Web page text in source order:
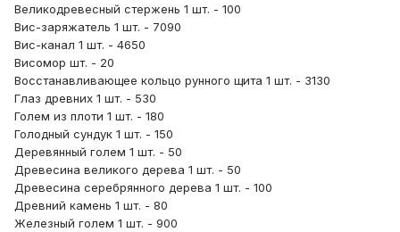
Великодревесный стержень 1 шт. - 100
Вис-заряжатель 1 шт. - 7090
Вис-канал 1 шт. - 4650
Висомор шт. - 20
Восстанавливающее кольцо рунного щита 1 шт. - 3130
Глаз древних 1 шт. - 530
Голем из плоти 1 шт. - 180
Голодный сундук 1 шт. - 150
Деревянный голем 1 шт. - 50
Древесина великого дерева 1 шт. - 50
Древесина серебрянного дерева 1 шт. - 100
Древний камень 1 шт. - 80
Железный голем 1 шт. - 900